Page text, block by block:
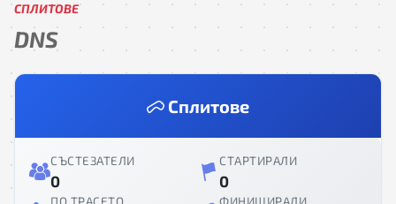
СПЛИТОВЕ
DNS
Сплитове
СЪСТЕЗАТЕЛИ
0
СТАРТИРАЛИ
0
ПО ТРАСЕТО ФИНИШИРАЛИ